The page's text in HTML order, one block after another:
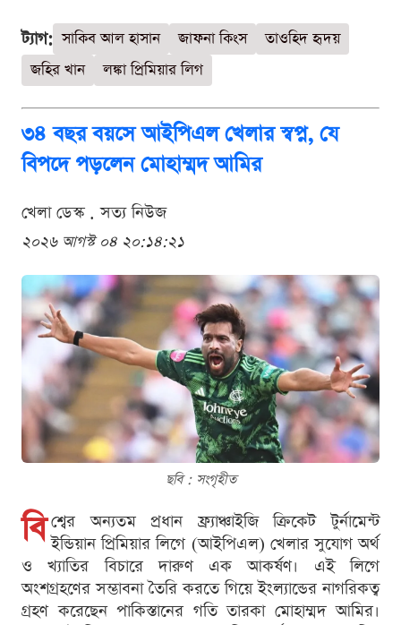
ট্যাগ: সাকিব আল হাসান জাফনা কিংস
তাওহিদ হৃদয়
জহির খান
লঙ্কা প্রিমিয়ার লিগ
৩৪ বছর বয়সে আইপিএল খেলার স্বপ্ন, যে
বিপদে পড়লেন মোহাম্মদ আমির
খেলা ডেস্ক . সত্য নিউজ
২০২৬ আগস্ট ০৪ ২০:১৪:২১
ছবি : সংগৃহীত
বি শ্বের অন্যতম প্রধান ফ্র্যাঞ্চাইজি ক্রিকেট টুর্নামেন্ট
ইন্ডিয়ান প্রিমিয়ার লিগে (আইপিএল) খেলার সুযোগ অর্থ
ও খ্যাতির বিচারে দারুণ এক আকর্ষণ। এই লিগে
অংশগ্রহণের সম্ভাবনা তৈরি করতে গিয়ে ইংল্যান্ডের নাগরিকত্ব
গ্রহণ করেছেন পাকিস্তানের গতি তারকা মোহাম্মদ আমির।